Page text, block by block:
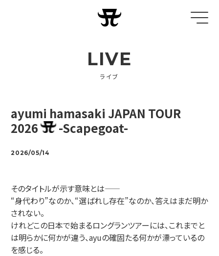
LIVE
ライブ
ayumi hamasaki JAPAN TOUR
2026
-Scapegoat-
2026/05/14
そのタイトルが示す意味とは——
“身代わり”なのか、“選ばれし存在”なのか、答えはまだ明か
されない。
けれどこの日本で始まるロングランツアーには、これまでと
は明らかに何かが違う、ayuの確固たる何かが漂っているの
を感じる。